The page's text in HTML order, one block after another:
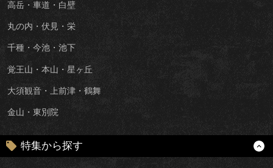
高岳・車道・白壁
丸の内・伏見・栄
千種・今池・池下
覚王山・本山・星ヶ丘
大須観音・上前津・鶴舞
金山・東別院
特集から探す